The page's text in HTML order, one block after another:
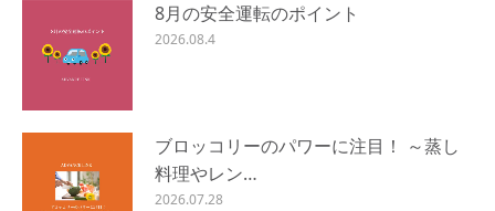
8月の安全運転のポイント
2026.08.4
ブロッコリーのパワーに注目！ ～蒸し
料理やレン…
2026.07.28